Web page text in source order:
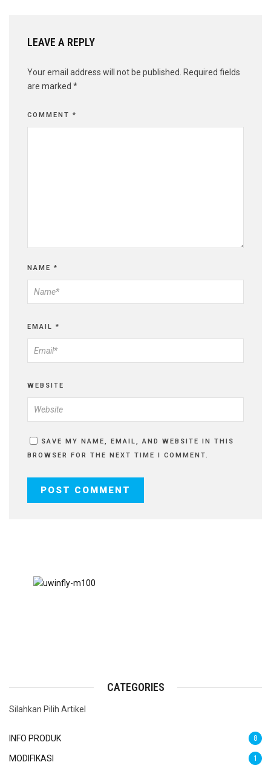
LEAVE A REPLY
Your email address will not be published.
Required fields
are marked *
COMMENT *
NAME *
EMAIL *
WEBSITE
SAVE MY NAME, EMAIL, AND WEBSITE IN THIS
BROWSER FOR THE NEXT TIME I COMMENT.
CATEGORIES
Silahkan Pilih Artikel
INFO PRODUK 8
MODIFIKASI 1